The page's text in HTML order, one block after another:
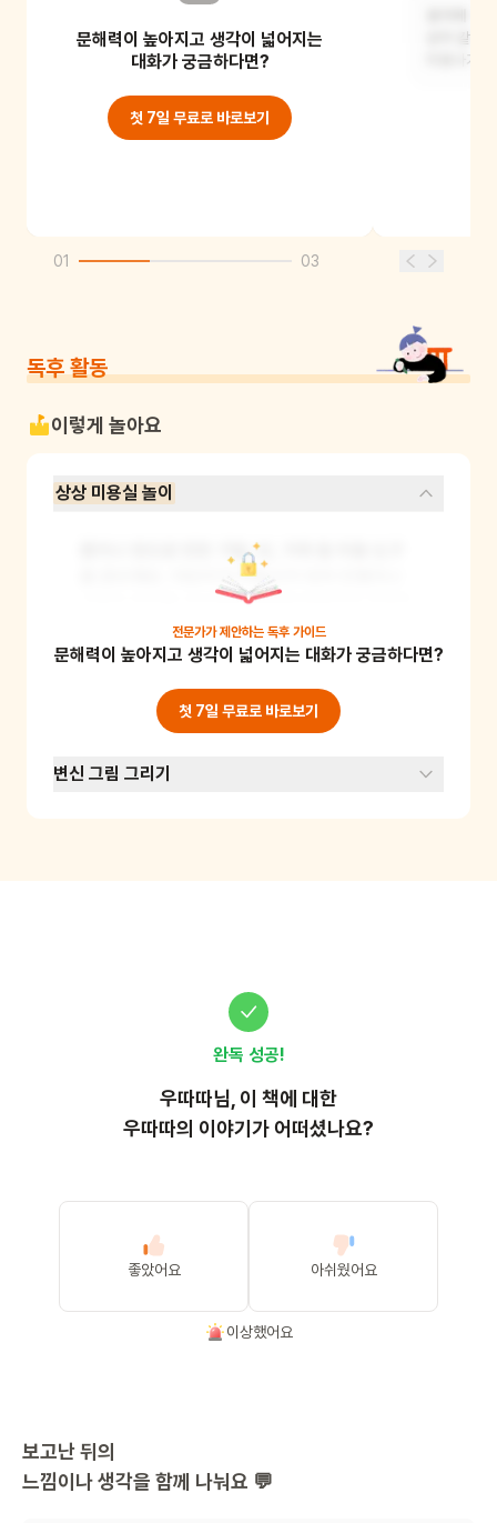
보통 미용실과는 다른, 신기하고 특별한
미용실일 것 같아요. 머리를 자르면 다른
문해력이 높아지고 생각이 넓어지는
대화가 궁금하다면?
첫 7일 무료로 바로보기
상어 같은
미용사가
01 03
독후 활동
이렇게 놀아요
상상 미용실 놀이
종이나 천으로 만든 가발, 빗, 가위 등 미용 도구
를 준비해요. 어린이가 미용사가 되어 인형이나
가족의 머리를 상상력을 발휘해 독특하게 꾸며주
는 놀이를 해요. 이 놀이를 통해 어린이의 상상력
과 창의력을 키울 수 있어요. 준비물: 종이나 천으
로 만든 가발, 빗, 가위(안전한 것으로), 머리핀,
전문가가 제안하는 독후 가이드
문해력이 높아지고 생각이 넓어지는 대화가 궁금하다면?
첫 7일 무료로 바로보기
변신 그림 그리기
완독 성공!
우따따님, 이 책에 대한
우따따의 이야기가 어떠셨나요?
좋았어요 아쉬웠어요
이상했어요
보고난 뒤의
느낌이나 생각을 함께 나눠요 💬